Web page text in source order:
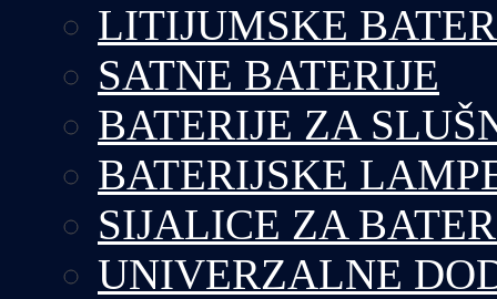
LITIJUMSKE
SATNE BATERIJE
BATERIJE ZA
BATERIJSKE
SIJALICE ZA
UNIVERZALNE